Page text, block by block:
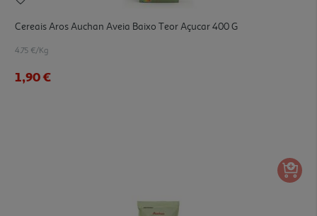
Cereais Aros Auchan Aveia Baixo Teor Açucar 400 G
4.75 €/Kg
1,90 €